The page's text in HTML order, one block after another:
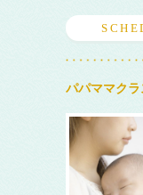
パパママク